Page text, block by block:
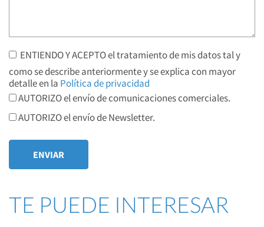
ENTIENDO Y ACEPTO el tratamiento de mis datos tal y
como se describe anteriormente y se explica con mayor
detalle en la Política de privacidad
AUTORIZO el envío de comunicaciones comerciales.
AUTORIZO el envío de Newsletter.
TE PUEDE INTERESAR